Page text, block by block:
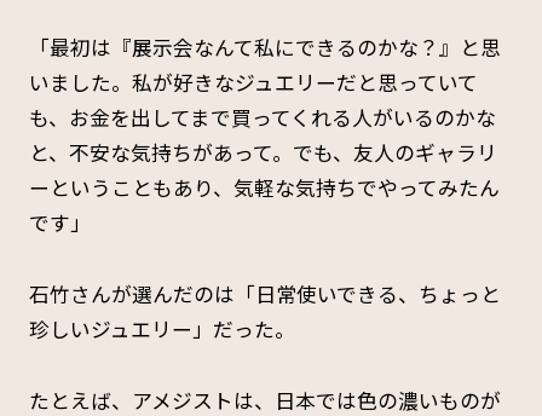
「最初は『展示会なんて私にできるのかな？』と思
いました。私が好きなジュエリーだと思っていて
も、お金を出してまで買ってくれる人がいるのかな
と、不安な気持ちがあって。でも、友人のギャラリ
ーということもあり、気軽な気持ちでやってみたん
です」
石竹さんが選んだのは「日常使いできる、ちょっと
珍しいジュエリー」だった。
たとえば、アメジストは、日本では色の濃いものが